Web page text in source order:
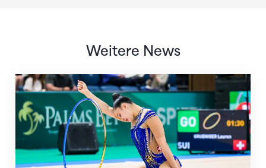
Weitere News
Nächster Halt: Weltmeisterschaft